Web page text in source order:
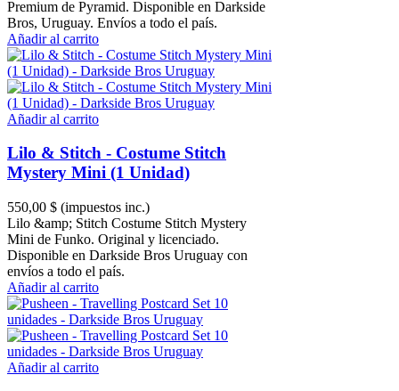
Premium de Pyramid. Disponible en Darkside
Bros, Uruguay. Envíos a todo el país.
Añadir al carrito
Añadir al carrito
Lilo & Stitch - Costume Stitch
Mystery Mini (1 Unidad)
550,00 $ (impuestos inc.)
Lilo &amp; Stitch Costume Stitch Mystery
Mini de Funko. Original y licenciado.
Disponible en Darkside Bros Uruguay con
envíos a todo el país.
Añadir al carrito
Añadir al carrito